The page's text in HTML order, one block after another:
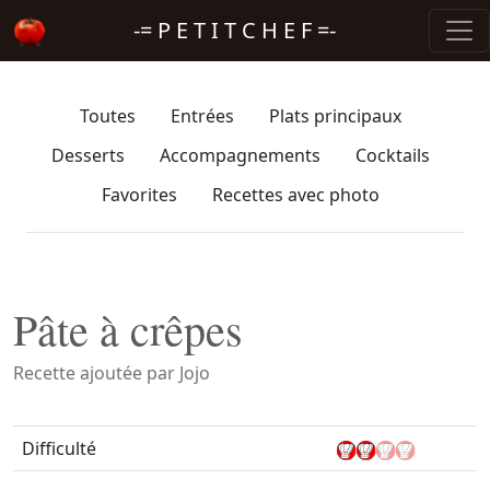
-= P E T I T C H E F =-
Toutes Entrées
Plats principaux
Desserts
Accompagnements
Cocktails
Favorites
Recettes avec photo
Pâte à crêpes
Recette ajoutée par Jojo
Difficulté